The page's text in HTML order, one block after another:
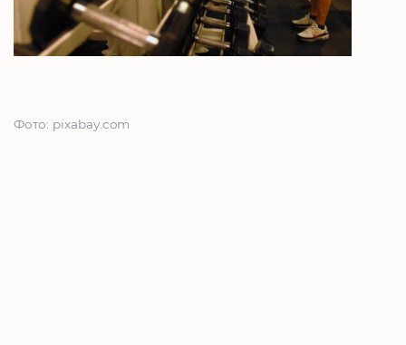
Фото: pixabay.com